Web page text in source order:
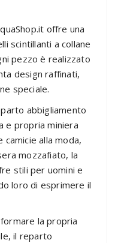
offre una
scintillanti a collane
pezzo è realizzato
design raffinati,
speciale.
abbigliamento
e propria miniera
camicie alla moda,
mozzafiato, la
stili per uomini e
loro di esprimere il
la propria
il reparto